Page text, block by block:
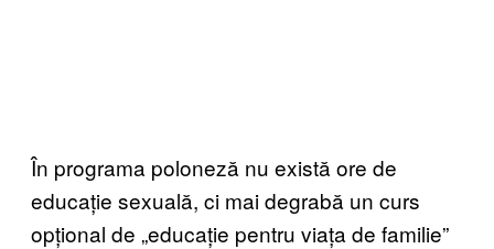
În programa poloneză nu există ore de
educație sexuală, ci mai degrabă un curs
opțional de „educație pentru viața de familie”